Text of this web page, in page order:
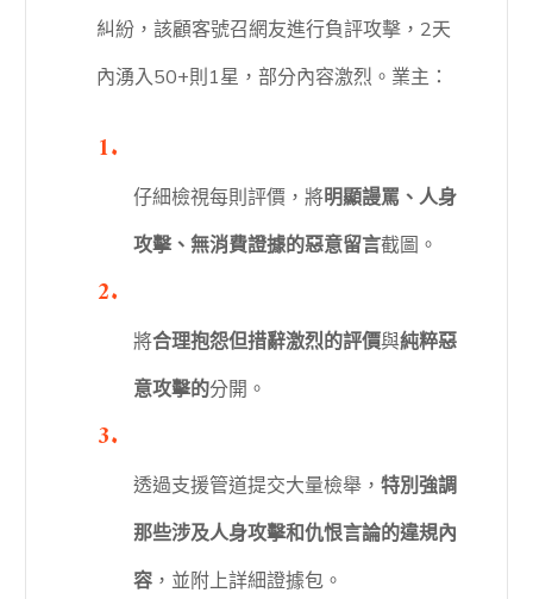
糾紛，該顧客號召網友進行負評攻擊，2天
內湧入50+則1星，部分內容激烈。業主：
仔細檢視每則評價，將明顯謾罵、人身
攻擊、無消費證據的惡意留言截圖。
將合理抱怨但措辭激烈的評價與純粹惡
意攻擊的分開。
透過支援管道提交大量檢舉， 特別強調
那些涉及人身攻擊和仇恨言論的違規內
容，並附上詳細證據包。